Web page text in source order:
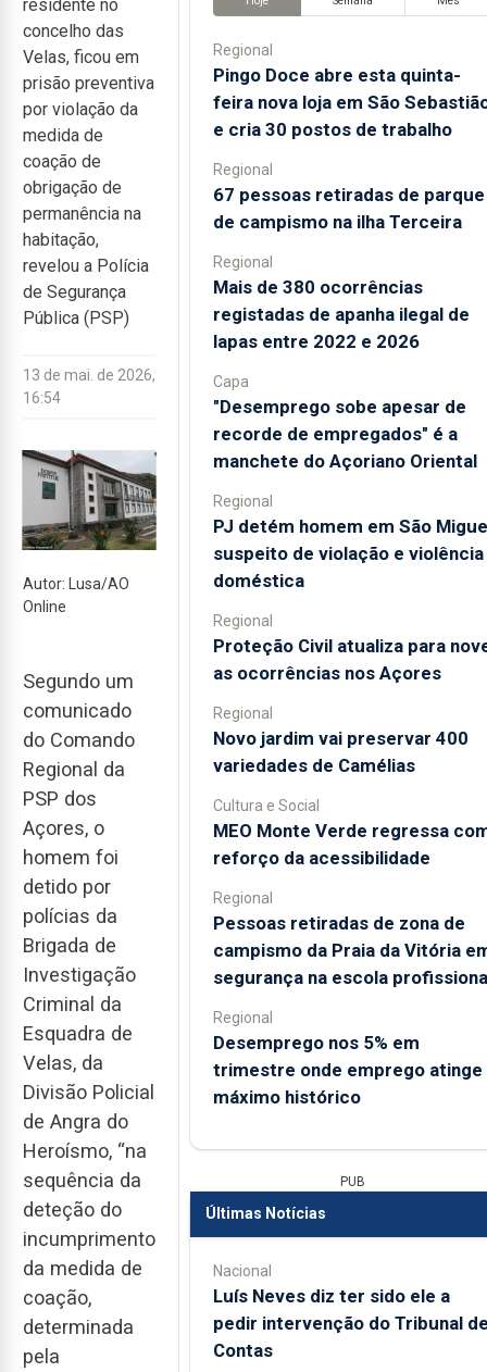
residente no
concelho das
Velas, ficou em
prisão preventiva
por violação da
medida de
coação de
obrigação de
permanência na
habitação,
revelou a Polícia
de Segurança
Pública (PSP)
13 de mai. de 2026,
16:54
Autor: Lusa/AO
Online
Segundo um
comunicado
do Comando
Regional da
PSP dos
Açores, o
homem foi
detido por
polícias da
Brigada de
Investigação
Criminal da
Esquadra de
Velas, da
Divisão Policial
de Angra do
Heroísmo, “na
sequência da
deteção do
incumprimento
da medida de
coação,
determinada
pela
Regional
Pingo Doce abre esta quinta-
feira nova loja em São
e cria 30 postos de trabalho
Regional
67 pessoas retiradas de parque
de campismo na ilha Terceira
Regional
Mais de 380 ocorrências
registadas de apanha ilegal de
lapas entre 2022 e 2026
Capa
"Desemprego sobe apesar de
recorde de empregados" é a
manchete do Açoriano Oriental
Regional
PJ detém homem em São
suspeito de violação e violência
doméstica
Regional
Proteção Civil atualiza para
as ocorrências nos Açores
Regional
Novo jardim vai preservar 400
variedades de Camélias
Cultura e Social
MEO Monte Verde regressa
reforço da acessibilidade
Regional
Pessoas retiradas de zona de
campismo da Praia da Vitória
segurança na escola
Regional
Desemprego nos 5% em
trimestre onde emprego atinge
máximo histórico
PUB
Últimas Notícias
Nacional
Luís Neves diz ter sido ele a
pedir intervenção do Tribunal
Contas